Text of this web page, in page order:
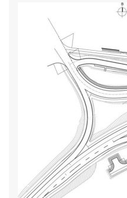
Προϋπολογισμός
Διαβάστε Περισσότερα